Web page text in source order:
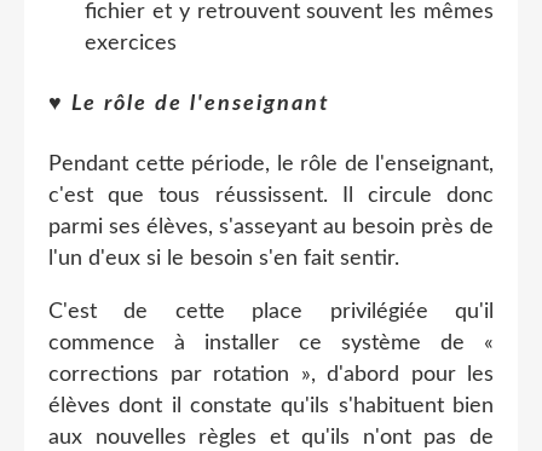
fichier et y retrouvent souvent les mêmes
exercices
♥ Le rôle de l'enseignant
Pendant cette période, le rôle de l'enseignant,
c'est que tous réussissent. Il circule donc
parmi ses élèves, s'asseyant au besoin près de
l'un d'eux si le besoin s'en fait sentir.
C'est de cette place privilégiée qu'il
commence à installer ce système de «
corrections par rotation », d'abord pour les
élèves dont il constate qu'ils s'habituent bien
aux nouvelles règles et qu'ils n'ont pas de